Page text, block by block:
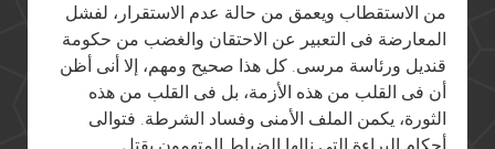
من الاستقطاب ويعمق من حالة عدم الاستقرار، لفشل
المعارضة فى التعبير عن الاحتقان والغضب من حكومة
قنديل ورئاسة مرسى. كل هذا صحيح ومهم، إلا أنى أظن
أن فى القلب من هذه الأزمة، بل فى القلب من هذه
الثورة، يكمن الملف الأمنى وفساد الشرطة. فتوالى